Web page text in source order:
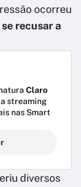
ocorreu
recusar a
Claro
streaming
nas Smart
diversos